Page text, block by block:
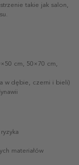
takie jak salon,
cm, 50×70 cm,
w dębie, czerni i bieli)
materiałów